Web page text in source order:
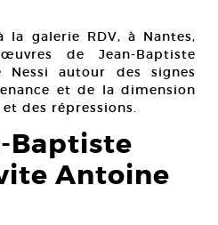
la galerie RDV, à Nantes,
de Jean-Baptiste
Nessi autour des signes
et de la dimension
des répressions.
Baptiste
Antoine